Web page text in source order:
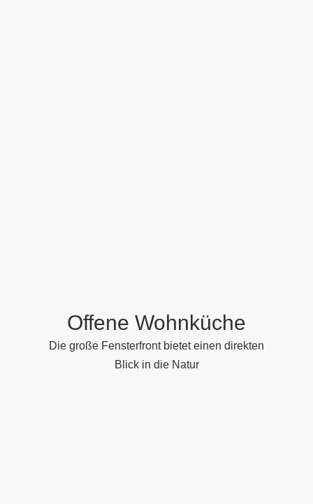
Offene Wohnküche
Die große Fensterfront bietet einen direkten
Blick in die Natur